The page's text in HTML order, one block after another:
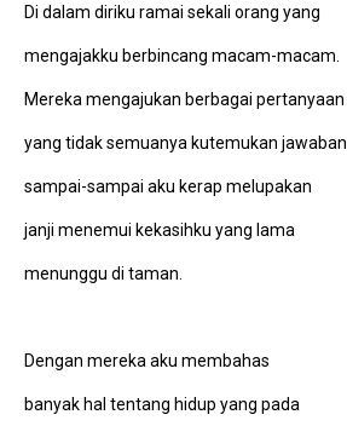
Di dalam diriku ramai sekali orang yang
mengajakku berbincang macam-macam.
Mereka mengajukan berbagai pertanyaan
yang tidak semuanya kutemukan jawaban
sampai-sampai aku kerap melupakan
janji menemui kekasihku yang lama
menunggu di taman.
Dengan mereka aku membahas
banyak hal tentang hidup yang pada